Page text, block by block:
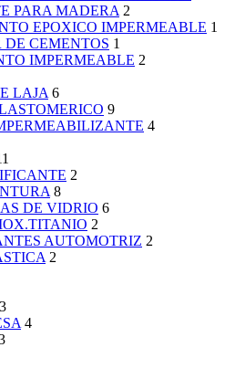
PARA MADERA 2
EPOXICO IMPERMEABLE 1
CEMENTOS 1
IMPERMEABLE 2
LAJA 6
9
4
2
8
DE VIDRIO 6
2
AUTOMOTRIZ 2
2
3
4